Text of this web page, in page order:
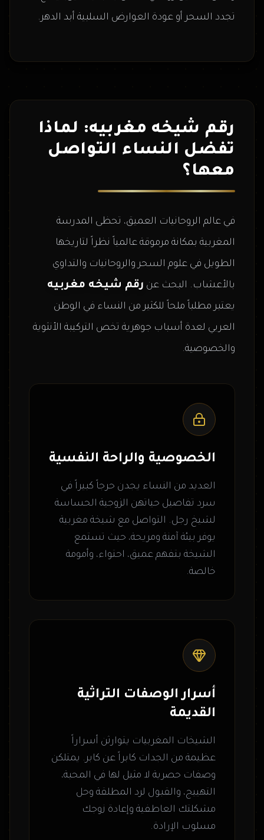
تجدد السحر أو عودة العوارض السلبية أبد الدهر.
رقم شيخه مغربيه: لماذا
تفضل النساء التواصل
معها؟
في عالم الروحانيات العميق، تحظى المدرسة
المغربية بمكانة مرموقة عالمياً نظراً لتاريخها
الطويل في علوم السحر والروحانيات والتداوي
بالأعشاب. البحث عن رقم شيخه مغربيه
يعتبر مطلباً ملحاً للكثير من النساء في الوطن
العربي لعدة أسباب جوهرية تخص التركيبة الأنثوية
والخصوصية.
الخصوصية والراحة النفسية
العديد من النساء يجدن حرجاً كبيراً في
سرد تفاصيل حياتهن الزوجية الحساسة
لشيخ رجل. التواصل مع شيخة مغربية
يوفر بيئة آمنة ومريحة، حيث تستمع
الشيخة بتفهم عميق، احتواء، وأمومة
خالصة.
أسرار الوصفات التراثية
القديمة
الشيخات المغربيات يتوارثن أسراراً
عظيمة من الجدات كابراً عن كابر. يمتلكن
وصفات حصرية لا مثيل لها في المحبة،
التهييج، والقبول لرد المطلقة وحل
مشكلتك العاطفية وإعادة زوجك
مسلوب الإرادة.